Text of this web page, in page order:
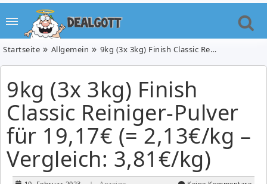
Startseite Allgemein 9kg (3x 3kg) Finish Classic Reiniger-Pulver für 19,17€ (= 2,13€/kg – Vergleich: 3,81€/kg)
9kg (3x 3kg) Finish
Classic Reiniger-Pulver
für 19,17€ (= 2,13€/kg –
Vergleich: 3,81€/kg)